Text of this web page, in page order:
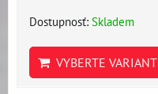
Dostupnosť: Skladem
VYBERTE VARIANT